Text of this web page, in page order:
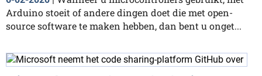
Arduino stoeit of andere dingen doet die met open-
source software te maken hebben, dan bent u onget...